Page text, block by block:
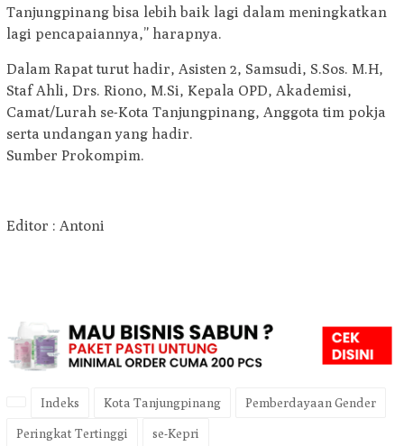
Tanjungpinang bisa lebih baik lagi dalam meningkatkan
lagi pencapaiannya,” harapnya.
Dalam Rapat turut hadir, Asisten 2, Samsudi, S.Sos. M.H,
Staf Ahli, Drs. Riono, M.Si, Kepala OPD, Akademisi,
Camat/Lurah se-Kota Tanjungpinang, Anggota tim pokja
serta undangan yang hadir.
Sumber Prokompim.
Editor : Antoni
Indeks Kota Tanjungpinang Pemberdayaan Gender
Peringkat Tertinggi se-Kepri